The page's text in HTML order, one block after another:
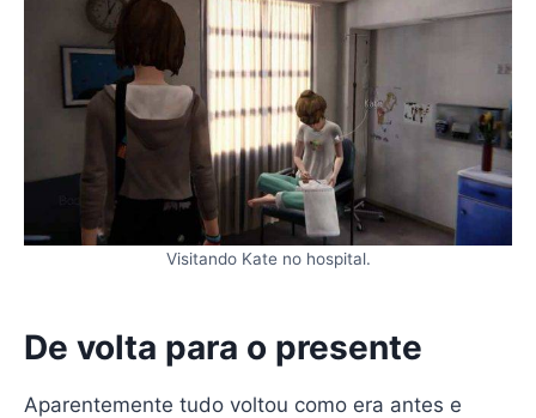
Visitando Kate no hospital.
De volta para o presente
Aparentemente tudo voltou como era antes e